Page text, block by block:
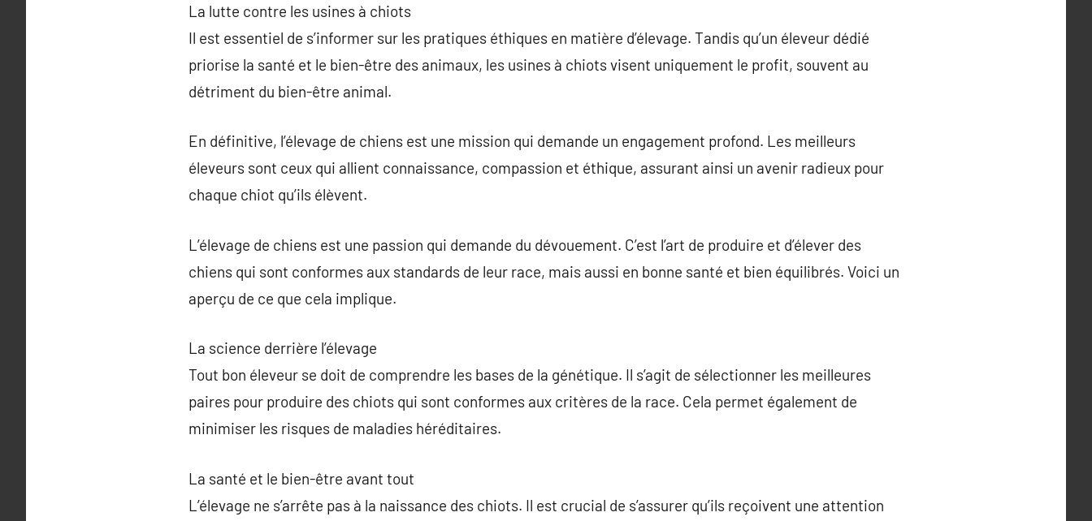
La lutte contre les usines à chiots
Il est essentiel de s’informer sur les pratiques éthiques en matière d’élevage. Tandis qu’un éleveur dédié
priorise la santé et le bien-être des animaux, les usines à chiots visent uniquement le profit, souvent au
détriment du bien-être animal.
En définitive, l’élevage de chiens est une mission qui demande un engagement profond. Les meilleurs
éleveurs sont ceux qui allient connaissance, compassion et éthique, assurant ainsi un avenir radieux pour
chaque chiot qu’ils élèvent.
L’élevage de chiens est une passion qui demande du dévouement. C’est l’art de produire et d’élever des
chiens qui sont conformes aux standards de leur race, mais aussi en bonne santé et bien équilibrés. Voici un
aperçu de ce que cela implique.
La science derrière l’élevage
Tout bon éleveur se doit de comprendre les bases de la génétique. Il s’agit de sélectionner les meilleures
paires pour produire des chiots qui sont conformes aux critères de la race. Cela permet également de
minimiser les risques de maladies héréditaires.
La santé et le bien-être avant tout
L’élevage ne s’arrête pas à la naissance des chiots. Il est crucial de s’assurer qu’ils reçoivent une attention